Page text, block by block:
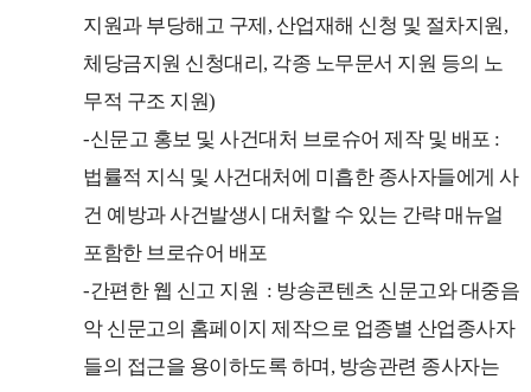
지원과 부당해고 구제, 산업재해 신청 및 절차지원,
체당금지원 신청대리, 각종 노무문서 지원 등의 노
무적 구조 지원)
-신문고 홍보 및 사건대처 브로슈어 제작 및 배포 :
법률적 지식 및 사건대처에 미흡한 종사자들에게 사
건 예방과 사건발생시 대처할 수 있는 간략 매뉴얼
포함한 브로슈어 배포
-간편한 웹 신고 지원 : 방송콘텐츠 신문고와 대중음
악 신문고의 홈페이지 제작으로 업종별 산업종사자
들의 접근을 용이하도록 하며, 방송관련 종사자는